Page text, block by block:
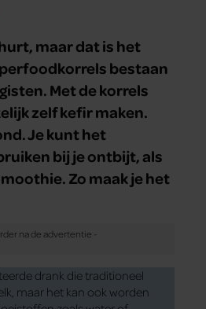
maar dat is het
bestaan
Met de korrels
zelf kefir maken.
Je kunt het
bij je ontbijt, als
Zo maak je het
drank die traditioneel
maar het kan ook worden